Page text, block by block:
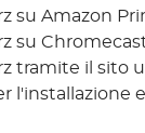
su Amazon
su
tramite il sito
l'installazione